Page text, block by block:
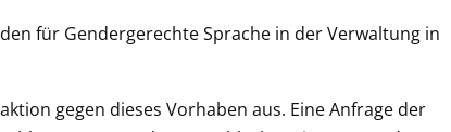
für Gendergerechte Sprache in der Verwaltung in
gegen dieses Vorhaben aus. Eine Anfrage der